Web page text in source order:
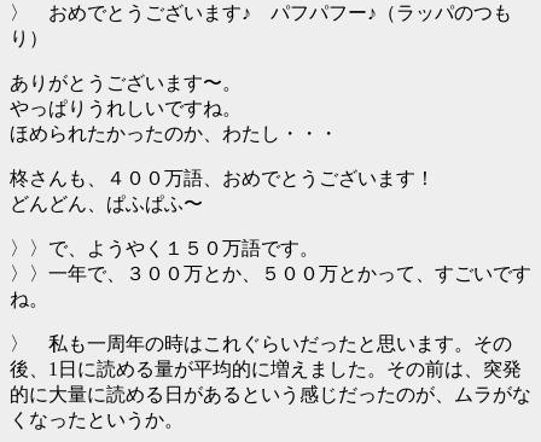
〉 おめでとうございます♪ パフパフー♪（ラッパのつも
り）
ありがとうございます〜。
やっぱりうれしいですね。
ほめられたかったのか、わたし・・・
柊さんも、４００万語、おめでとうございます！
どんどん、ぱふぱふ〜
〉〉で、ようやく１５０万語です。
〉〉一年で、３００万とか、５００万とかって、すごいです
ね。
〉 私も一周年の時はこれぐらいだったと思います。その
後、1日に読める量が平均的に増えました。その前は、突発
的に大量に読める日があるという感じだったのが、ムラがな
くなったというか。